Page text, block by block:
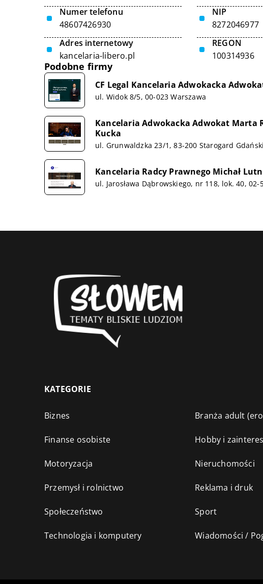
Numer telefonu
48607426930
Adres internetowy
kancelaria-libero.pl
NIP
8272046977
REGON
100314936
Podobne firmy
CF Legal Kancelaria Adwokacka
ul. Widok 8/5, 00-023 Warszawa
Kancelaria Adwokacka Adwokat Marta
Kucka
ul. Grunwaldzka 23/1, 83-200 Starogard Gdański
Kancelaria Radcy Prawnego Michał
ul. Jarosława Dąbrowskiego, nr 118, lok. 40, 02-
KATEGORIE
Biznes Branża adult
Finanse osobiste Hobby i
Motoryzacja Nieruchomości
Przemysł i rolnictwo Reklama i druk
Społeczeństwo Sport
Technologia i komputery Wiadomości /